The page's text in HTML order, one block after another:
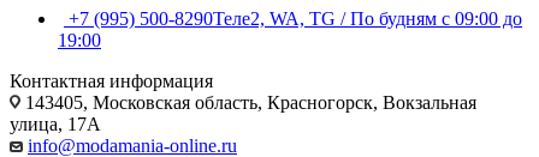
+7 (995) 500-8290Теле2, WA, TG / По будням c 09:00 до
19:00
Контактная информация
143405, Московская область, Красногорск, Вокзальная
улица, 17А
info@modamania-online.ru